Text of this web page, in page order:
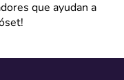
que ayudan a